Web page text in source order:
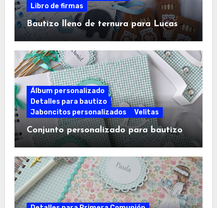
Libro de firmas
Bautizo lleno de ternura para Lucas
Álbum personalizado
Detalles para bautizo
Jaboncitos personalizados
Velitas
Conjunto personalizado para bautizo